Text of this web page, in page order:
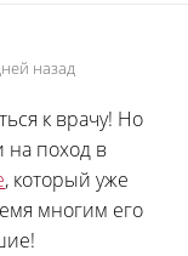
назад
к врачу! Но
на поход в
, который уже
многим его